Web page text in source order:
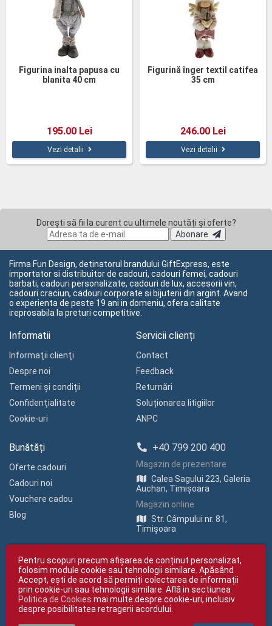
Figurina inalta papusa cu
blanita 40 cm
195.00 Lei
Vezi detalii
Figurină înger textil catifea
35 cm
246.00 Lei
Vezi detalii
Dorești să fii la curent cu ultimele noutăți și oferte?
Abonare
Firma Fun Design, detinatorul brandului GiftExpress, este
importator si distribuitor de cadouri, cadouri femei, cadouri
barbati, cadouri personalizate, cadouri de lux, accesorii vin,
cadouri craciun, cadouri corporate si bijuterii din argint. Avand
o experienta de peste 19 ani in domeniu, ofera calitate
ireprosabila la preturi competitive.
Informatii
Informaţii clienţi
Despre noi
Termeni și condiții
Confidenţialitate
Cookie-uri
Servicii clienți
Contact
Feedback
Returnări
Soluționarea litigiilor
ANPC
Bunătăți
Oferte cadouri
Cadouri noi
Vouchere cadou
Blog
+40 799 200 400
Magazin de prezentare
Calea Sagului 223, Galeria
Auchan, Timișoara
Magazin online
Str. Câmpului nr. 81,
Timișoara
Copyright © giftexpress.ro | Toate drepturile rezervate
giftexpress.ro aparține de Fun Design SRL (CUI RO 15651694, Nr. Reg. Com.
Pentru scopuri precum afișarea de conținut personalizat,
folosim module cookie sau tehnologii similare. Apăsând
Accept, ești de acord să permiți colectarea de informații
prin cookie-uri sau tehnologii similare. Află in sectiunea
Politica de Cookies mai multe despre cookie-uri, inclusiv
despre posibilitatea retragerii acordului.